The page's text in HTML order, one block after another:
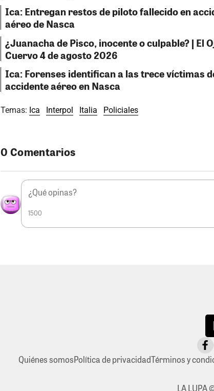
Ica: Entregan restos de piloto fallecido en
aéreo de Nasca
¿Juanacha de Pisco, inocente o culpable? | El
Cuervo 4 de agosto 2026
Ica: Forenses identifican a las trece víctimas
accidente aéreo en Nasca
Temas: Ica Interpol Italia Policiales
0 Comentarios
1500
Quiénes somosPolítica de privacidadTérminos y
LA LUPA